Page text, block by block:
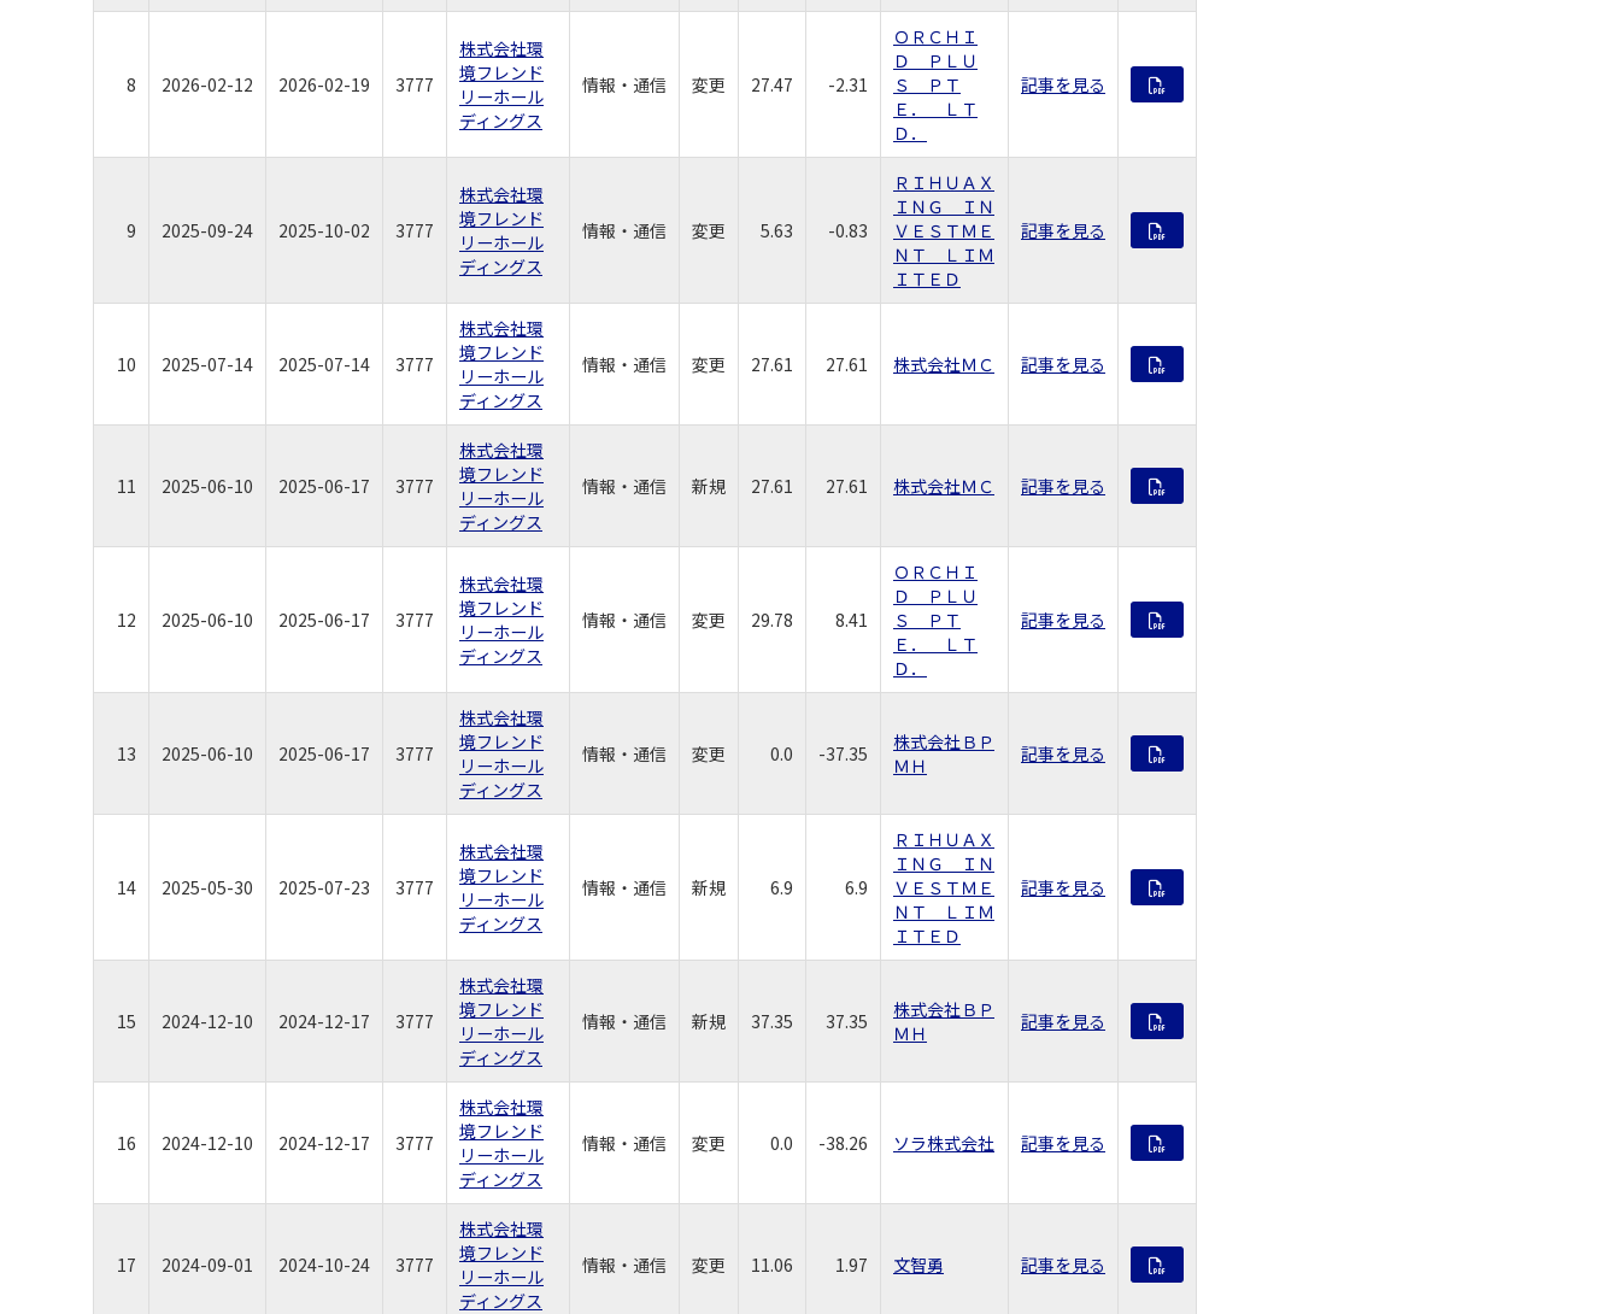
8 2026-02-12 2026-02-19 3777
株式会社環
境フレンド
リーホール
ディングス
情報・通信 変更 27.47 -2.31
ＯＲＣＨＩ
Ｄ ＰＬＵ
Ｓ ＰＴ
Ｅ． ＬＴ
Ｄ．
記事を見る
9 2025-09-24 2025-10-02 3777
株式会社環
境フレンド
リーホール
ディングス
情報・通信 変更 5.63 -0.83
ＲＩＨＵＡＸ
ＩＮＧ ＩＮ
ＶＥＳＴＭＥ
ＮＴ ＬＩＭ
ＩＴＥＤ
記事を見る
10 2025-07-14 2025-07-14 3777
株式会社環
境フレンド
リーホール
ディングス
情報・通信 変更 27.61 27.61 株式会社ＭＣ 記事を見る
11 2025-06-10 2025-06-17 3777
株式会社環
境フレンド
リーホール
ディングス
情報・通信 新規 27.61 27.61 株式会社ＭＣ 記事を見る
12 2025-06-10 2025-06-17 3777
株式会社環
境フレンド
リーホール
ディングス
情報・通信 変更 29.78 8.41
ＯＲＣＨＩ
Ｄ ＰＬＵ
Ｓ ＰＴ
Ｅ． ＬＴ
Ｄ．
記事を見る
13 2025-06-10 2025-06-17 3777
株式会社環
境フレンド
リーホール
ディングス
情報・通信 変更 0.0 -37.35
株式会社ＢＰ
ＭＨ
記事を見る
14 2025-05-30 2025-07-23 3777
株式会社環
境フレンド
リーホール
ディングス
情報・通信 新規 6.9 6.9
ＲＩＨＵＡＸ
ＩＮＧ ＩＮ
ＶＥＳＴＭＥ
ＮＴ ＬＩＭ
ＩＴＥＤ
記事を見る
15 2024-12-10 2024-12-17 3777
株式会社環
境フレンド
リーホール
ディングス
情報・通信 新規 37.35 37.35
株式会社ＢＰ
ＭＨ
記事を見る
16 2024-12-10 2024-12-17 3777
株式会社環
境フレンド
リーホール
ディングス
情報・通信 変更 0.0 -38.26 ソラ株式会社 記事を見る
17 2024-09-01 2024-10-24 3777
株式会社環
境フレンド
リーホール
ディングス
情報・通信 変更 11.06 1.97 文智勇 記事を見る